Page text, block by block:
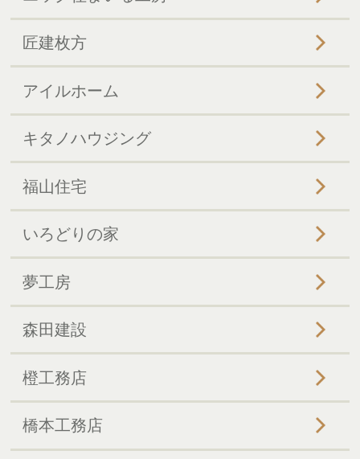
匠建枚方
アイルホーム
キタノハウジング
福山住宅
いろどりの家
夢工房
森田建設
橙工務店
橋本工務店